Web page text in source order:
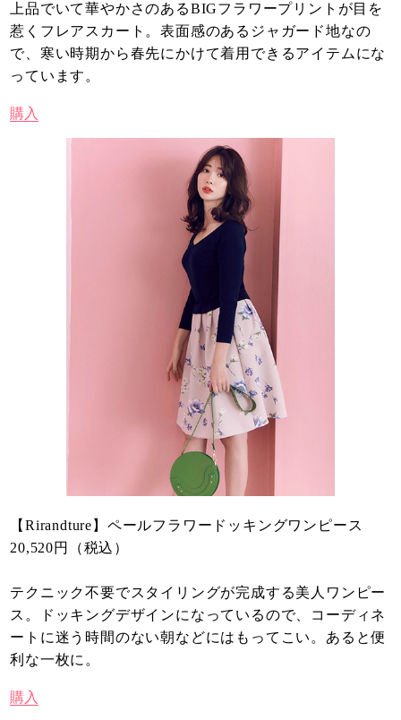
上品でいて華やかさのあるBIGフラワープリントが目を
惹くフレアスカート。表面感のあるジャガード地なの
で、寒い時期から春先にかけて着用できるアイテムにな
っています。
購入
【Rirandture】ペールフラワードッキングワンピース
20,520円（税込）
テクニック不要でスタイリングが完成する美人ワンピー
ス。ドッキングデザインになっているので、コーディネ
ートに迷う時間のない朝などにはもってこい。あると便
利な一枚に。
購入